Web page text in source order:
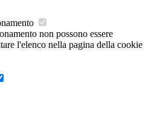
non possono essere
l'elenco nella pagina della cookie